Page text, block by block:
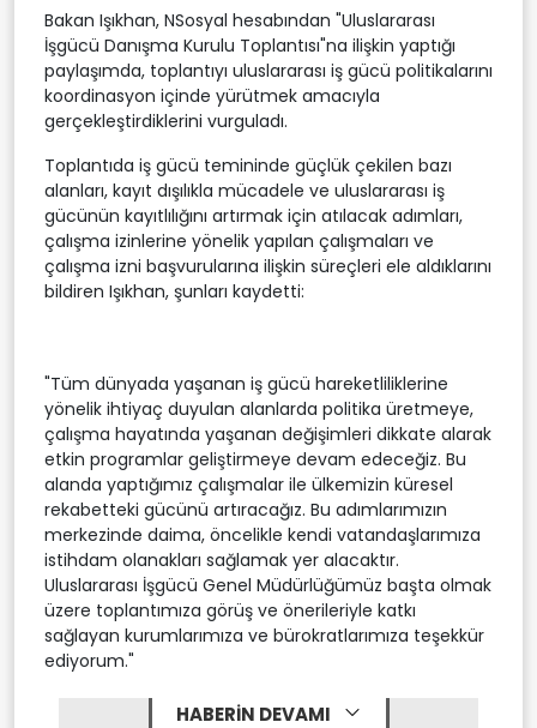
Bakan Işıkhan, NSosyal hesabından "Uluslararası
İşgücü Danışma Kurulu Toplantısı"na ilişkin yaptığı
paylaşımda, toplantıyı uluslararası iş gücü politikalarını
koordinasyon içinde yürütmek amacıyla
gerçekleştirdiklerini vurguladı.
Toplantıda iş gücü temininde güçlük çekilen bazı
alanları, kayıt dışılıkla mücadele ve uluslararası iş
gücünün kayıtlılığını artırmak için atılacak adımları,
çalışma izinlerine yönelik yapılan çalışmaları ve
çalışma izni başvurularına ilişkin süreçleri ele aldıklarını
bildiren Işıkhan, şunları kaydetti:
"Tüm dünyada yaşanan iş gücü hareketliliklerine
yönelik ihtiyaç duyulan alanlarda politika üretmeye,
çalışma hayatında yaşanan değişimleri dikkate alarak
etkin programlar geliştirmeye devam edeceğiz. Bu
alanda yaptığımız çalışmalar ile ülkemizin küresel
rekabetteki gücünü artıracağız. Bu adımlarımızın
merkezinde daima, öncelikle kendi vatandaşlarımıza
istihdam olanakları sağlamak yer alacaktır.
Uluslararası İşgücü Genel Müdürlüğümüz başta olmak
üzere toplantımıza görüş ve önerileriyle katkı
sağlayan kurumlarımıza ve bürokratlarımıza teşekkür
ediyorum."
HABERİN DEVAMI